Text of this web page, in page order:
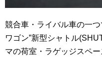
競合車・ライバル車の一
ワゴン”新型シャトル
マの荷室・ラゲッジスペ